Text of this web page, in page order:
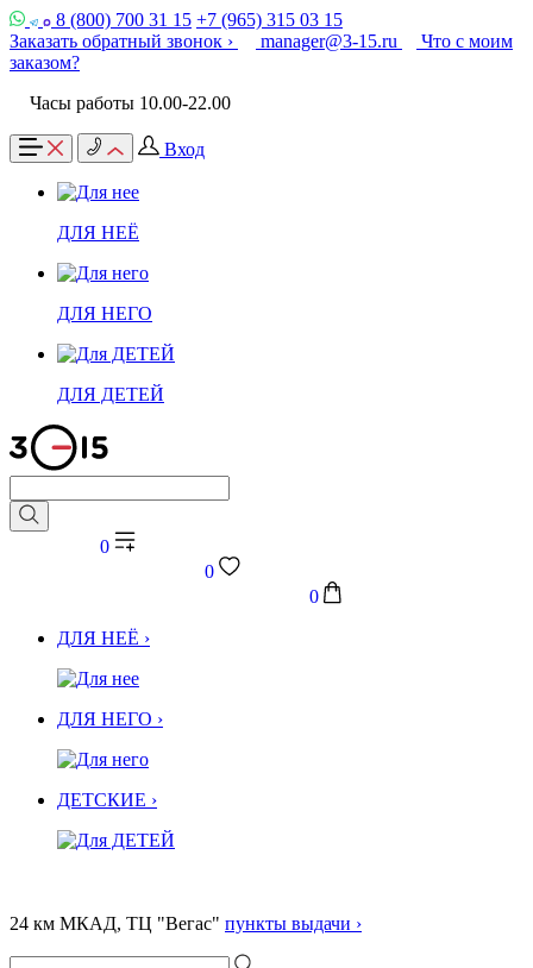
8 (800) 700 31 15 +7 (965) 315 03 15
Заказать обратный звонок ›
manager@3-15.ru
Что с моим
заказом?
Часы работы 10.00-22.00
Вход
ДЛЯ НЕЁ
ДЛЯ НЕГО
ДЛЯ ДЕТЕЙ
0
0
0
ДЛЯ НЕЁ ›
ДЛЯ НЕГО ›
ДЕТСКИЕ ›
24 км МКАД, ТЦ "Вегас" пункты выдачи ›